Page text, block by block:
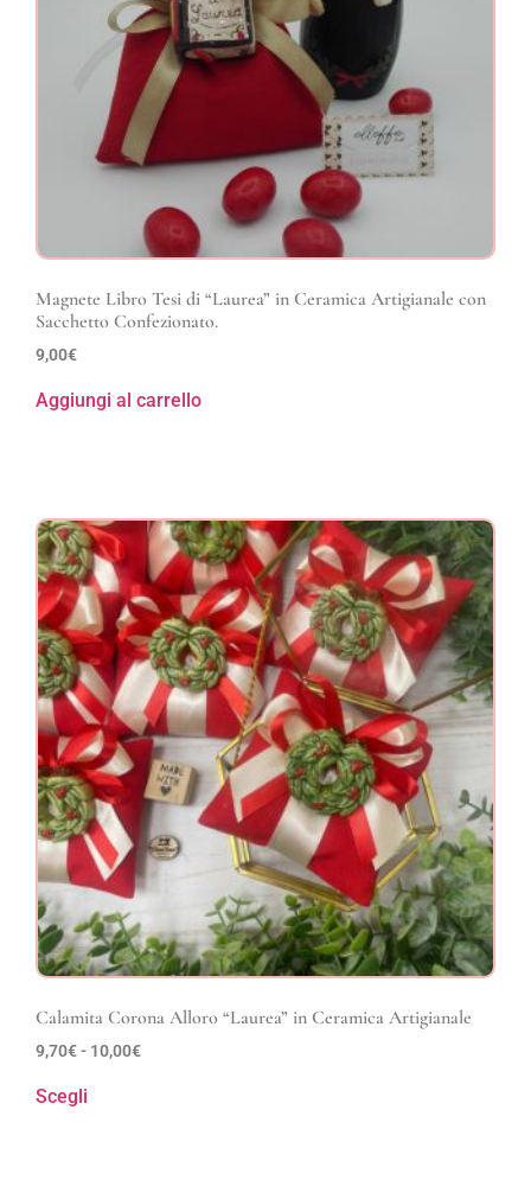
Magnete Libro Tesi di “Laurea” in Ceramica Artigianale con
Sacchetto Confezionato.
9,00€
Aggiungi al carrello
Calamita Corona Alloro “Laurea” in Ceramica Artigianale
9,70€- 10,00€
Scegli